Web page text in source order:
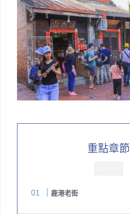
重點章節
鹿港老街